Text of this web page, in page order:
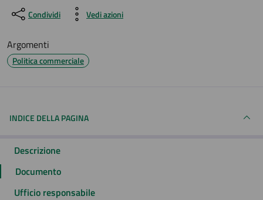
Condividi Vedi azioni
Argomenti
Politica commerciale
INDICE DELLA PAGINA
Descrizione
Documento
Ufficio responsabile